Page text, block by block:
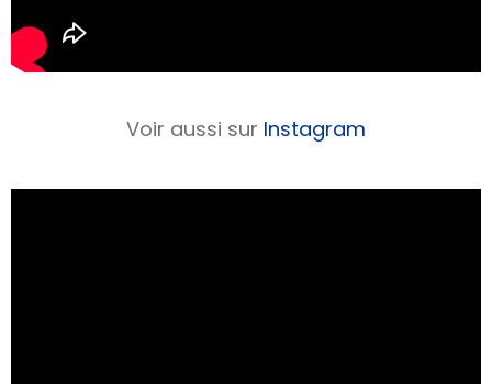
Voir aussi sur Instagram